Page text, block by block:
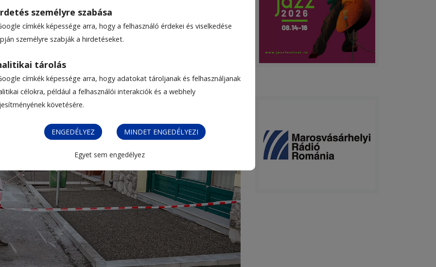
személyre szabása
címkék képessége arra, hogy a felhasználó érdekei és viselkedése
személyre szabják a hirdetéseket.
tárolás
címkék képessége arra, hogy adatokat tároljanak és felhasználjanak
célokra, például a felhasználói interakciók és a webhely
követésére.
ENGEDÉLYEZ MINDET ENGEDÉLYEZI
Egyet sem engedélyez